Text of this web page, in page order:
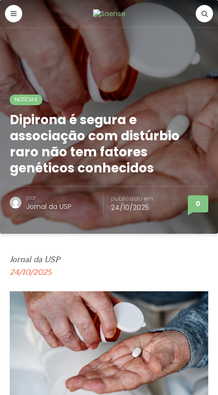
NOTÍCIAS
Dipirona é segura e
associação com distúrbio
raro não tem fatores
genéticos conhecidos
por
Jornal da USP
publicado em
24/10/2025 0
Jornal da USP
24/10/2025